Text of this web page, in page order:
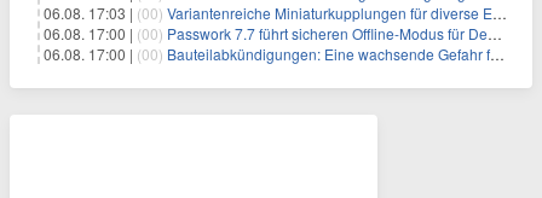
06.08. 17:03 | (00) Variantenreiche Miniaturkupplungen für diverse Einsatzbereiche
06.08. 17:00 | (00) Passwork 7.7 führt sicheren Offline-Modus für Desktop- und Mobile-Apps ein
06.08. 17:00 | (00) Bauteilabkündigungen: Eine wachsende Gefahr für industrielle Elektroniksysteme